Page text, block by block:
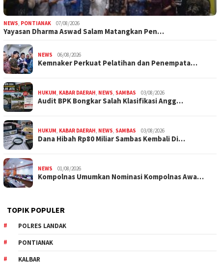
NEWS, PONTIANAK 07/08/2026
Yayasan Dharma Aswad Salam Matangkan Pen…
NEWS 06/08/2026
Kemnaker Perkuat Pelatihan dan Penempata…
HUKUM, KABAR DAERAH, NEWS, SAMBAS 03/08/2026
Audit BPK Bongkar Salah Klasifikasi Angg…
HUKUM, KABAR DAERAH, NEWS, SAMBAS 03/08/2026
Dana Hibah Rp80 Miliar Sambas Kembali Di…
NEWS 01/08/2026
Kompolnas Umumkan Nominasi Kompolnas Awa…
TOPIK POPULER
POLRES LANDAK
PONTIANAK
KALBAR